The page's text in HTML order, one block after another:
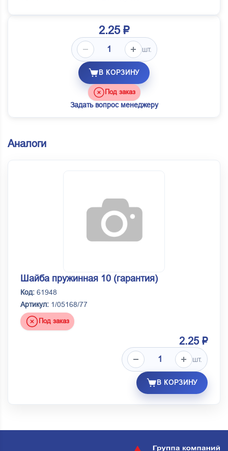
2.25 ₽
шт.
В КОРЗИНУ
Под заказ
Задать вопрос менеджеру
Аналоги
Шайба пружинная 10 (гарантия)
Код: 61948
Артикул: 1/05168/77
Под заказ
2.25 ₽
шт.
В КОРЗИНУ